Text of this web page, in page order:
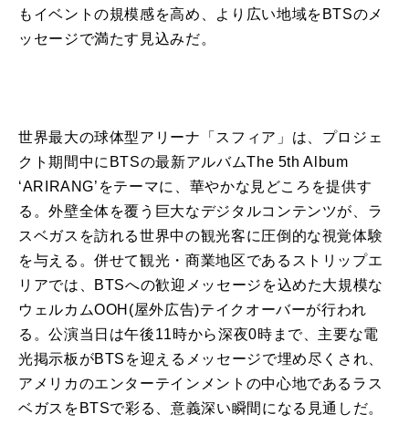
もイベントの規模感を高め、より広い地域を BTSの メ
ッセージで満たす見込みだ。
世界最大の球体型アリーナ 「 スフィア 」は、プロジェ
クト期間中に BTSの最新アルバムThe 5th Album
‘ARIRANG’をテーマに
、華やかな見どころを提供す
る。外壁全体を覆う巨大なデジタルコンテンツが 、ラ
スベガスを訪れる世界中の観光客に圧倒的な視覚体験
を与える。併せて観光・商業地区であるストリップエ
リアでは、
BTSへの歓迎メッセージを込めた大規模な
ウェルカムOOH(屋外広告)テイクオーバーが行われ
る。公演当日は午後11時から深夜0時まで、主要な電
光掲示板 がBTS を迎えるメッセージで埋め尽くされ、
アメリカのエンターテインメント の中心地であるラス
ベガスをBTSで彩る、意義深い瞬間 に なる見通しだ。